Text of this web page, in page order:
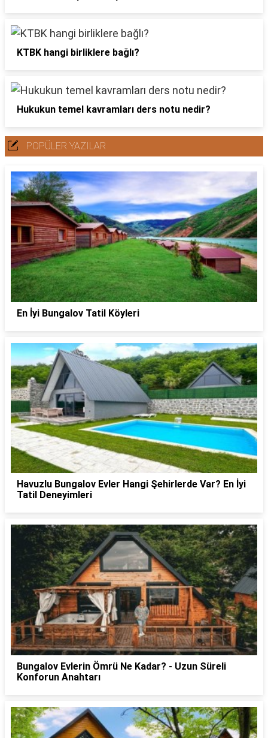
KTBK hangi birliklere bağlı?
Hukukun temel kavramları ders notu nedir?
POPÜLER YAZILAR
En İyi Bungalov Tatil Köyleri
Havuzlu Bungalov Evler Hangi Şehirlerde Var? En İyi
Tatil Deneyimleri
Bungalov Evlerin Ömrü Ne Kadar? - Uzun Süreli
Konforun Anahtarı